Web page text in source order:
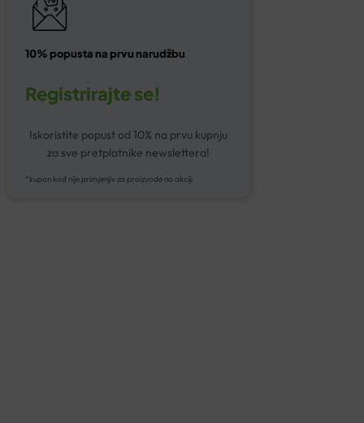
10% popusta na prvu narudžbu
Registrirajte se!
Iskoristite popust od 10% na prvu kupnju
za sve pretplatnike newslettera!
*kupon kod nije primjenjiv za proizvode na akciji